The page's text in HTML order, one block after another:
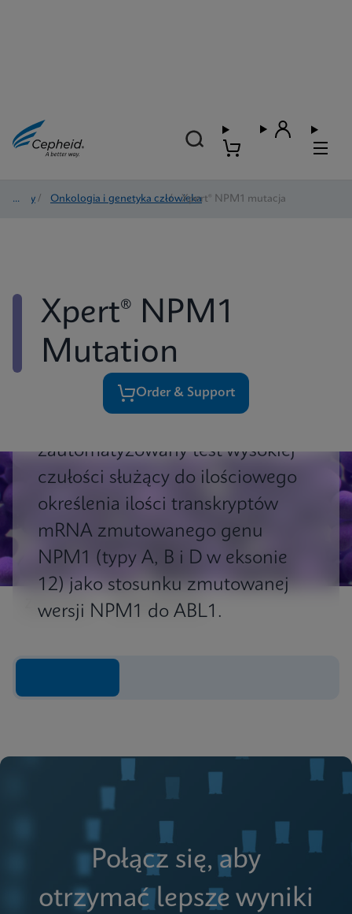
Testy / Onkologia i genetyka człowieka
/ Xpert® NPM1 mutacja
Xpert® NPM1
Mutation
Order & Support
zautomatyzowany test wysokiej
czułości służący do ilościowego
określenia ilości transkryptów
mRNA zmutowanego genu
NPM1 (typy A, B i D w eksonie
12) jako stosunku zmutowanej
wersji NPM1 do ABL1.
Znaczenie Spostrzeżenia
Połącz się, aby
otrzymać lepsze wyniki